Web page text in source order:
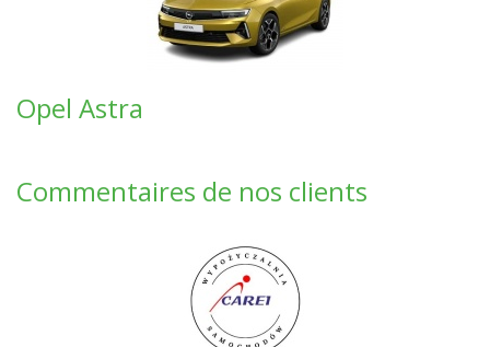
Opel Astra
Commentaires de nos clients